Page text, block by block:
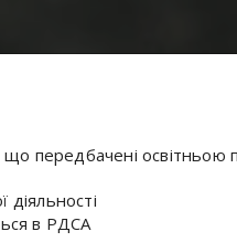
що передбачені
діяльності
в РДСА